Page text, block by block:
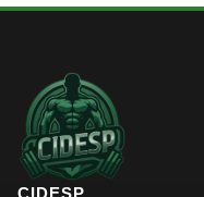
CIDESP